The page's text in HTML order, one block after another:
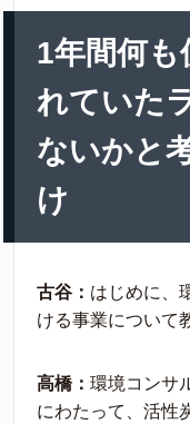
1年間何も
れていた
ないかと
け
古谷： はじめに、
ける事業について
高橋： 環境コンサ
にわたって、活性